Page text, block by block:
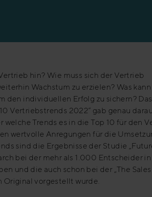
hin? Wie muss sich der Vertrieb
Wachstum zu erzielen? Was
den individuellen Erfolg zu sichern? Das
Vertriebstrends 2022“ gab genau
welche Trends es in die Top 10 für den
wertvolle Anregungen für die
sind die Ergebnisse der Studie
bei der mehr als 1.000 Entscheider
und die auch schon bei der „The Sales
Original vorgestellt wurde.